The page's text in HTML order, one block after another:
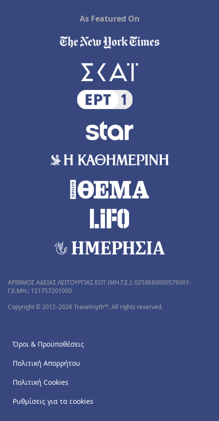
As Featured On
ΑΡΙΘΜΟΣ ΑΔΕΙΑΣ ΛΕΙΤΟΥΡΓΙΑΣ ΕΟΤ (MH.T.E.): 0259Ε60000576001-
Γ.Ε.ΜΗ.: 121757201000
Copyright © 2012–2026 Travelmyth™. All rights reserved.
Όροι & Προϋποθέσεις
Πολιτική Απορρήτου
Πολιτική Cookies
Ρυθμίσεις για τα cookies